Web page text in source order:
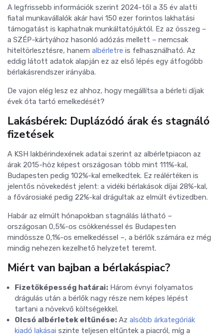
A legfrissebb információk szerint 2024-től a 35 év alatti
fiatal munkavállalók akár havi 150 ezer forintos lakhatási
támogatást is kaphatnak munkáltatójuktól. Ez az összeg –
a SZÉP-kártyához hasonló adózás mellett – nemcsak
hiteltörlesztésre, hanem albérletre is felhasználható. Az
eddig látott adatok alapján ez az első lépés egy átfogóbb
bérlakásrendszer irányába.
De vajon elég lesz ez ahhoz, hogy megállítsa a bérleti díjak
évek óta tartó emelkedését?
Lakásbérek: Duplázódó árak és stagnáló
fizetések
A KSH lakbérindexének adatai szerint az albérletpiacon az
árak 2015-höz képest országosan több mint 111%-kal,
Budapesten pedig 102%-kal emelkedtek. Ez reálértéken is
jelentős növekedést jelent: a vidéki bérlakások díjai 28%-kal,
a fővárosiaké pedig 22%-kal drágultak az elmúlt évtizedben.
Habár az elmúlt hónapokban stagnálás látható –
országosan 0,5%-os csökkenéssel és Budapesten
mindössze 0,1%-os emelkedéssel –, a bérlők számára ez még
mindig nehezen kezelhető helyzetet teremt.
Miért van bajban a bérlakáspiac?
Fizetőképesség határai: Három évnyi folyamatos
drágulás után a bérlők nagy része nem képes lépést
tartani a növekvő költségekkel.
Olcsó albérletek eltűnése: Az alsóbb árkategóriák
kiadó lakásai szinte teljesen eltűntek a piacról, míg a